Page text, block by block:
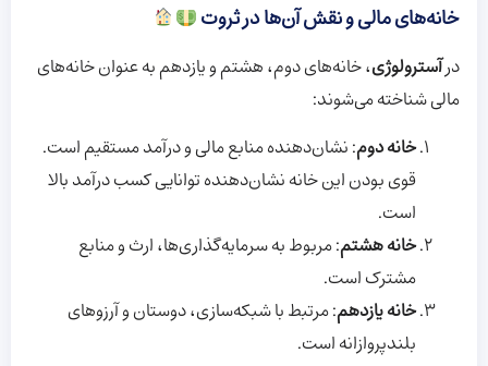
خانه‌های مالی و نقش آن‌ها در ثروت
درآسترولوژی، خانه‌های دوم، هشتم و یازدهم به عنوان خانه‌های
مالی شناخته می‌شوند:
خانه دوم: نشان‌دهنده منابع مالی و درآمد مستقیم است.
قوی بودن این خانه نشان‌دهنده توانایی کسب درآمد بالا
است.
خانه هشتم: مربوط به سرمایه‌گذاری‌ها، ارث و منابع
مشترک است.
خانه یازدهم: مرتبط با شبکه‌سازی، دوستان و آرزوهای
بلندپروازانه است.